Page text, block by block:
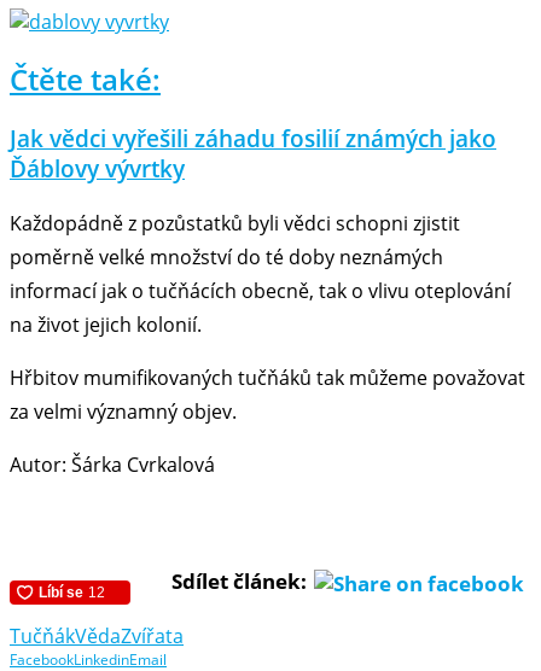
Čtěte také:
Jak vědci vyřešili záhadu fosilií známých jako
Ďáblovy vývrtky
Každopádně z pozůstatků byli vědci schopni zjistit
poměrně velké množství do té doby neznámých
informací jak o tučňácích obecně, tak o vlivu oteplování
na život jejich kolonií.
Hřbitov mumifikovaných tučňáků tak můžeme považovat
za velmi významný objev.
Autor: Šárka Cvrkalová
Sdílet článek:
TučňákVědaZvířata
FacebookLinkedinEmail